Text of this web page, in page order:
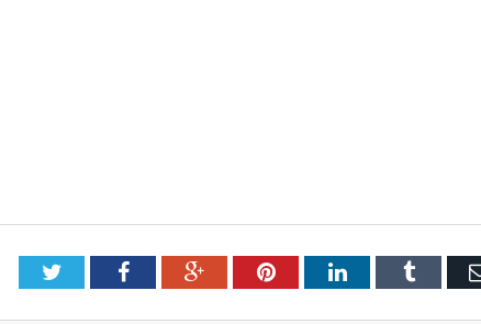
TwitterFacebookGoogle+PinterestLinkedInTumblr